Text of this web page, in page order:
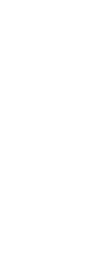
名
齡球聯誼賽
，7/1 新官